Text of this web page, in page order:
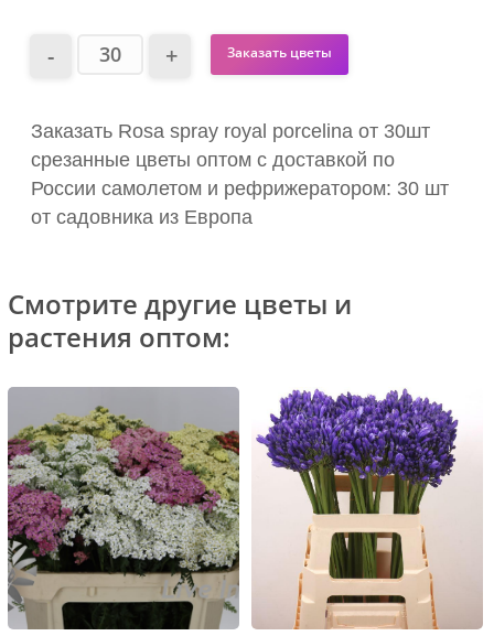
Заказать цветы
Заказать Rosa spray royal porcelina от 30шт
срезанные цветы оптом с доставкой по
России самолетом и рефрижератором: 30 шт
от садовника из Европа
Смотрите другие цветы и
растения оптом: